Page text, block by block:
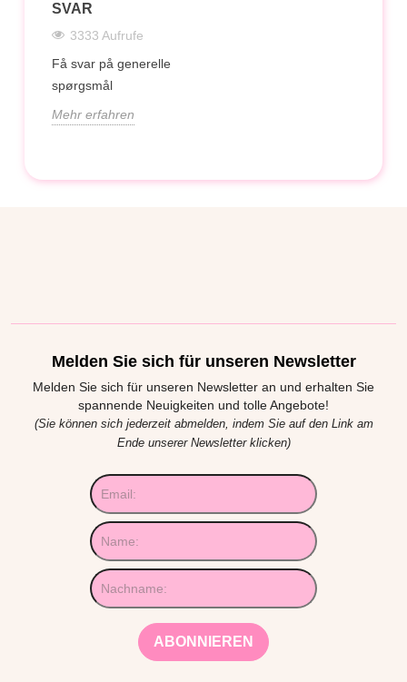
SVAR
3333 Aufrufe
Få svar på generelle
spørgsmål
Mehr erfahren
Melden Sie sich für unseren Newsletter
Melden Sie sich für unseren Newsletter an und erhalten Sie
spannende Neuigkeiten und tolle Angebote!
(Sie können sich jederzeit abmelden, indem Sie auf den Link am
Ende unserer Newsletter klicken)